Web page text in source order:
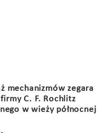
mechanizmów zegara
C. F. Rochlitz
w wieży północnej